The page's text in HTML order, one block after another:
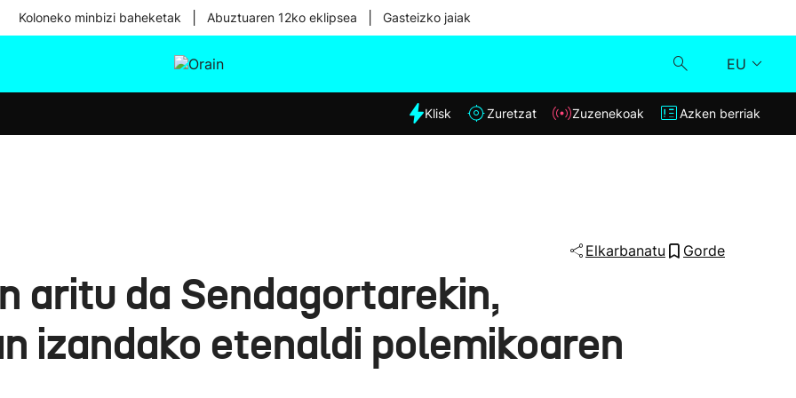
Koloneko minbizi baheketak Abuztuaren 12ko eklipsea Gasteizko jaiak
EU
Eguraldia
Klisk
Klisk Zuretzat Zuzenekoak Azken berriak
Elkarbanatu Gorde
aritu da Sendagortarekin,
izandako etenaldi polemikoaren